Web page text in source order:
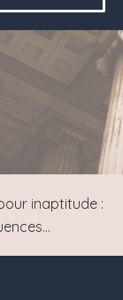
inaptitude :